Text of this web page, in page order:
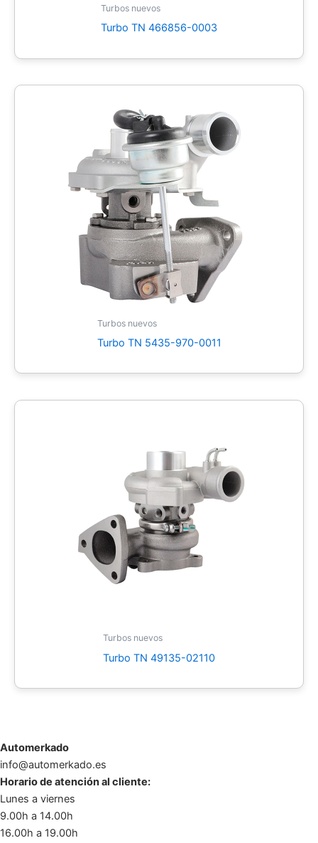
Turbos nuevos
Turbo TN 466856-0003
Turbos nuevos
Turbo TN 5435-970-0011
Turbos nuevos
Turbo TN 49135-02110
Automerkado
info@automerkado.es
Horario de atención al cliente:
Lunes a viernes
9.00h a 14.00h
16.00h a 19.00h